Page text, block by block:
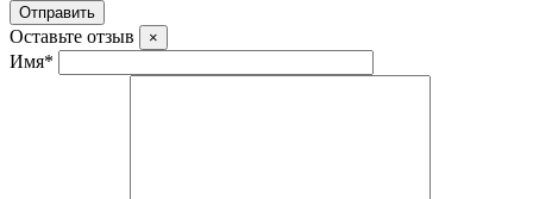
Оставьте отзыв ×
Имя*